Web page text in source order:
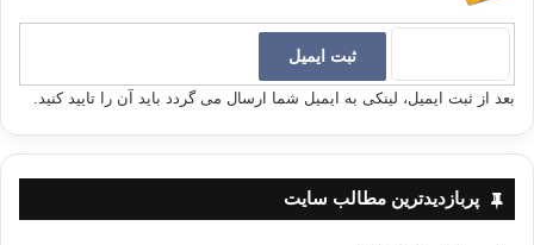
بعد از ثبت ایمیل، لینکی به ایمیل شما ارسال می گردد باید آن را تایید کنید.
پربازدیدترین مطالب سایت